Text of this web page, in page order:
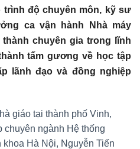
trình độ chuyên môn, kỹ sư
ca vận hành Nhà máy
chuyên gia trong lĩnh
tấm gương về học tập
lãnh đạo và đồng nghiệp
giáo tại thành phố Vinh,
chuyên ngành Hệ thống
Hà Nội, Nguyễn Tiến